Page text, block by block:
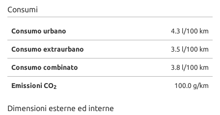
Consumi
Consumo urbano 4.3 l/100 km
Consumo extraurbano 3.5 l/100 km
Consumo combinato 3.8 l/100 km
Emissioni CO2 100.0 g/km
Dimensioni esterne ed interne